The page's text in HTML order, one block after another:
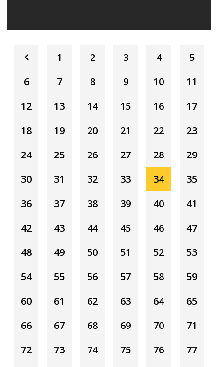
1 2 3 4
5
6
7 8 9 10
11
12
13 14 15 16
17
18
19 20 21 22
23
24
25 26 27 28
29
30
31 32 33 34
35
36
37 38 39 40
41
42
43 44 45 46
47
48
49 50 51 52
53
54
55 56 57 58
59
60
61 62 63 64
65
66
67 68 69 70
71
72
73 74 75 76
77